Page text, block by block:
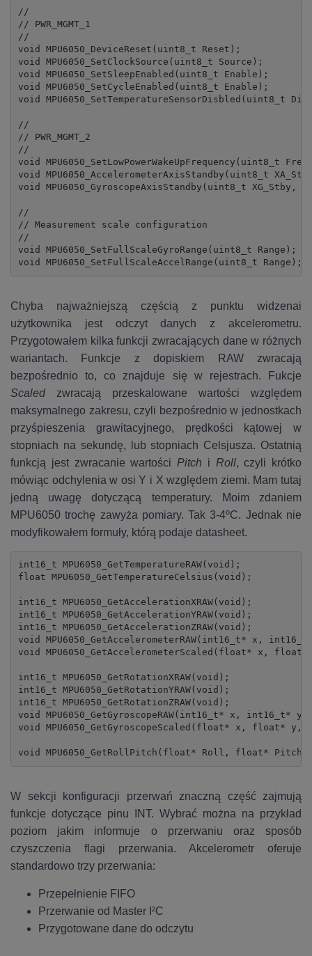
//
// PWR_MGMT_1
//
void MPU6050_DeviceReset(uint8_t Reset);
void MPU6050_SetClockSource(uint8_t Source);
void MPU6050_SetSleepEnabled(uint8_t Enable);
void MPU6050_SetCycleEnabled(uint8_t Enable);
void MPU6050_SetTemperatureSensorDisbled(uint8_t
//
// PWR_MGMT_2
//
void MPU6050_SetLowPowerWakeUpFrequency(uint8_t
void MPU6050_AccelerometerAxisStandby(uint8_t
void MPU6050_GyroscopeAxisStandby(uint8_t
//
// Measurement scale configuration
//
void MPU6050_SetFullScaleGyroRange(uint8_t Range);
void MPU6050_SetFullScaleAccelRange(uint8_t Range);
Chyba najważniejszą częścią z punktu widzenai
użytkownika jest odczyt danych z akcelerometru.
Przygotowałem kilka funkcji zwracających dane w różnych
wariantach. Funkcje z dopiskiem RAW zwracają
bezpośrednio to, co znajduje się w rejestrach. Fukcje
Scaled zwracają przeskalowane wartości względem
maksymalnego zakresu, czyli bezpośrednio w jednostkach
przyśpieszenia grawitacyjnego, prędkości kątowej w
stopniach na sekundę, lub stopniach Celsjusza. Ostatnią
funkcją jest zwracanie wartości Pitch i Roll, czyli krótko
mówiąc odchylenia w osi Y i X względem ziemi. Mam tutaj
jedną uwagę dotyczącą temperatury. Moim zdaniem
MPU6050 trochę zawyża pomiary. Tak 3-4ºC. Jednak nie
modyfikowałem formuły, którą podaje datasheet.
int16_t MPU6050_GetTemperatureRAW(void);
float MPU6050_GetTemperatureCelsius(void);
int16_t MPU6050_GetAccelerationXRAW(void);
int16_t MPU6050_GetAccelerationYRAW(void);
int16_t MPU6050_GetAccelerationZRAW(void);
void MPU6050_GetAccelerometerRAW(int16_t* x,
void MPU6050_GetAccelerometerScaled(float* x,
int16_t MPU6050_GetRotationXRAW(void);
int16_t MPU6050_GetRotationYRAW(void);
int16_t MPU6050_GetRotationZRAW(void);
void MPU6050_GetGyroscopeRAW(int16_t* x, int16_t*
void MPU6050_GetGyroscopeScaled(float* x, float*
void MPU6050_GetRollPitch(float* Roll, float*
W sekcji konfiguracji przerwań znaczną część zajmują
funkcje dotyczące pinu INT. Wybrać można na przykład
poziom jakim informuje o przerwaniu oraz sposób
czyszczenia flagi przerwania. Akcelerometr oferuje
standardowo trzy przerwania:
Przepełnienie FIFO
Przerwanie od Master I²C
Przygotowane dane do odczytu